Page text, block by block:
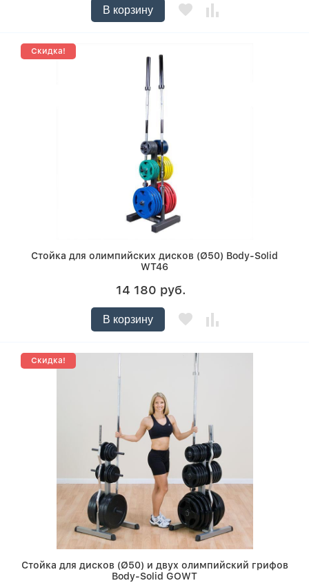
В корзину
Скидка!
Стойка для олимпийских дисков (Ø50) Body-Solid
WT46
14 180 руб.
В корзину
Скидка!
Стойка для дисков (Ø50) и двух олимпийский грифов
Body-Solid GOWT